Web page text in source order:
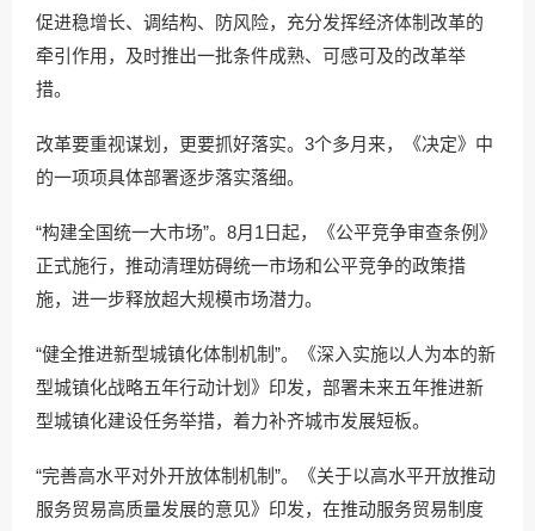
促进稳增长、调结构、防风险，充分发挥经济体制改革的
牵引作用，及时推出一批条件成熟、可感可及的改革举
措。
改革要重视谋划，更要抓好落实。3个多月来，《决定》中
的一项项具体部署逐步落实落细。
“构建全国统一大市场”。8月1日起，《公平竞争审查条例》
正式施行，推动清理妨碍统一市场和公平竞争的政策措
施，进一步释放超大规模市场潜力。
“健全推进新型城镇化体制机制”。《深入实施以人为本的新
型城镇化战略五年行动计划》印发，部署未来五年推进新
型城镇化建设任务举措，着力补齐城市发展短板。
“完善高水平对外开放体制机制”。《关于以高水平开放推动
服务贸易高质量发展的意见》印发，在推动服务贸易制度